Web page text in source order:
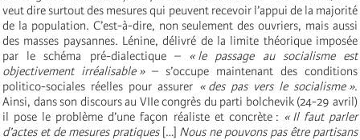
veut dire surtout des mesures qui peuvent recevoir l’appui de la majorité
de la population. C’est-à-dire, non seulement des ouvriers, mais aussi
des masses paysannes. Lénine, délivré de la limite théorique imposée
par le schéma pré-dialectique – « le passage au socialisme est
objectivement irréalisable »– s’occupe maintenant des conditions
politico-sociales réelles pour assurer « des pas vers le socialisme ».
Ainsi, dans son discours au VIIe congrès du parti bolchevik (24-29 avril)
il pose le problème d’une façon réaliste et concrète : « Il faut parler
d’actes et de mesures pratiques[…] Nous ne pouvons pas être partisans